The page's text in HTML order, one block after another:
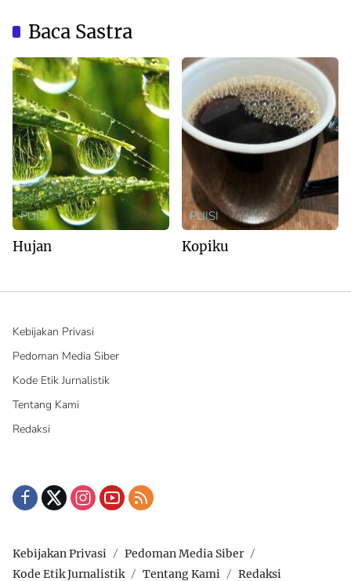
Baca Sastra
PUISI
Hujan
PUISI
Kopiku
Kebijakan Privasi
Pedoman Media Siber
Kode Etik Jurnalistik
Tentang Kami
Redaksi
Kebijakan Privasi
Pedoman Media Siber
Kode Etik Jurnalistik
Tentang Kami Redaksi